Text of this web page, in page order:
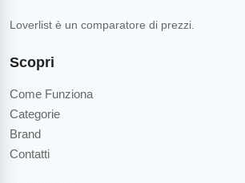
Scopri
Come Funziona
Categorie
Brand
Contatti
Loverlist è un comparatore di prezzi.